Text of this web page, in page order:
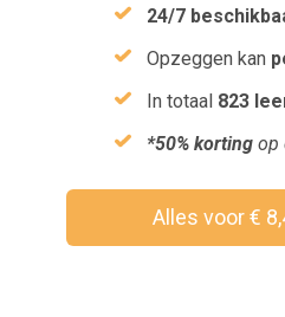
24/7
Opzeggen kan
In totaal 823
*50% korting op
Alles voor €